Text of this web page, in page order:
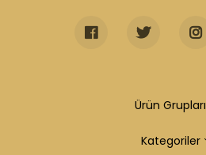
Ürün Grupları
Kategoriler